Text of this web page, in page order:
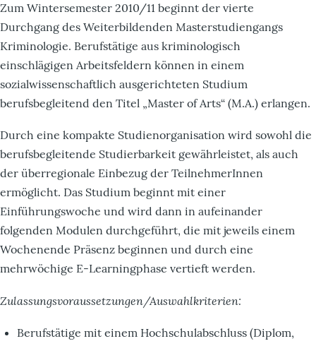
Zum Wintersemester 2010/11 beginnt der vierte
Durchgang des Weiterbildenden Masterstudiengangs
Kriminologie. Berufstätige aus kriminologisch
einschlägigen Arbeitsfeldern können in einem
sozialwissenschaftlich ausgerichteten Studium
berufsbegleitend den Titel „Master of Arts“ (M.A.) erlangen.
Durch eine kompakte Studienorganisation wird sowohl die
berufsbegleitende Studierbarkeit gewährleistet, als auch
der überregionale Einbezug der TeilnehmerInnen
ermöglicht. Das Studium beginnt mit einer
Einführungswoche und wird dann in aufeinander
folgenden Modulen durchgeführt, die mit jeweils einem
Wochenende Präsenz beginnen und durch eine
mehrwöchige E-Learningphase vertieft werden.
Zulassungsvoraussetzungen/Auswahlkriterien:
Berufstätige mit einem Hochschulabschluss (Diplom,